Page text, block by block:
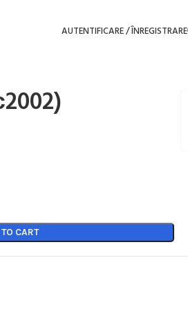
AUTENTIFICARE / ÎNREGISTRARE
CART